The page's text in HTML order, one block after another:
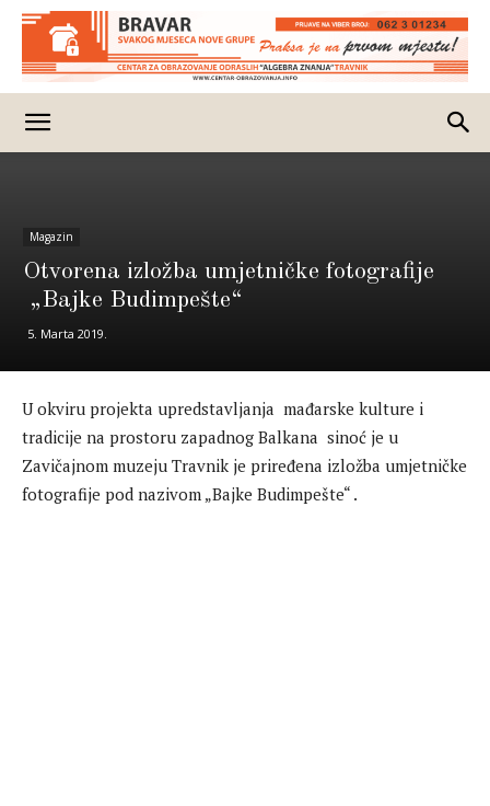
Magazin
Otvorena izložba umjetničke fotografije
„Bajke Budimpešte“
5. Marta 2019.
U okviru projekta upredstavljanja mađarske kulture i
tradicije na prostoru zapadnog Balkana sinoć je u
Zavičajnom muzeju Travnik je priređena izložba umjetničke
fotografije pod nazivom „Bajke Budimpešte“ .